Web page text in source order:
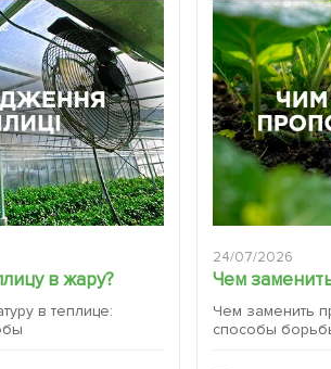
в жару?
в теплице:
24/07/2026
Чем
Чем заменить
способы